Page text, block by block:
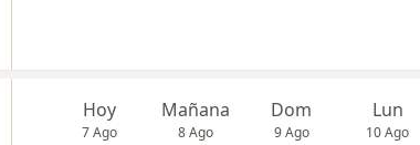
Hoy
7 Ago
Mañana
8 Ago
Dom
9 Ago
Lun
10 Ago